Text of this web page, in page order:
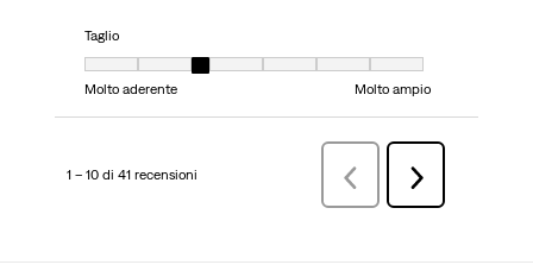
Taglio
Taglio, 3 su 7, dove 1 è uguale a Molto aderente e 7 è uguale a Molto
Molto aderente
Molto ampio
1 – 10 di 41 recensioni Precedenterecensioni
Successiva
recensioni